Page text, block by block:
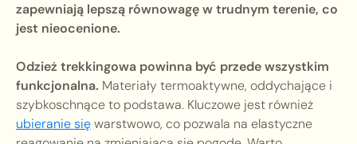
zapewniają lepszą równowagę w trudnym terenie, co
jest nieocenione.
Odzież trekkingowa powinna być przede wszystkim
funkcjonalna. Materiały termoaktywne, oddychające i
szybkoschnące to podstawa. Kluczowe jest również
ubieranie sięwarstwowo, co pozwala na elastyczne